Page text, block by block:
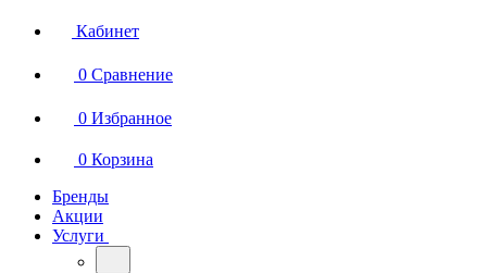
Кабинет
0 Сравнение
0 Избранное
0 Корзина
Бренды
Акции
Услуги